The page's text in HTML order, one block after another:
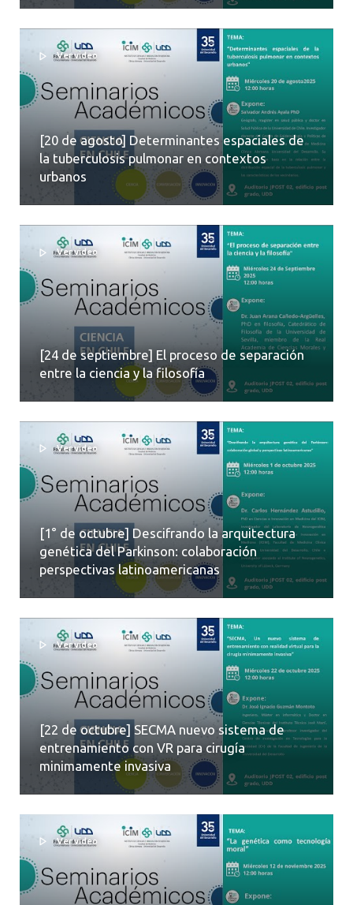
Ver video
[20 de agosto] Determinantes espaciales de
la tuberculosis pulmonar en contextos
urbanos
Ver video
[24 de septiembre] El proceso de separación
entre la ciencia y la filosofía
Ver video
[1° de octubre] Descifrando la arquitectura
genética del Parkinson: colaboración
perspectivas latinoamericanas
Ver video
[22 de octubre] SECMA nuevo sistema de
entrenamiento con VR para cirugía
minimamente invasiva
Ver video